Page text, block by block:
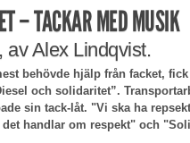
– TACKAR MED MUSIK
av Alex Lindqvist.
behövde hjälp från facket,
och solidaritet”.
sin tack-låt. "Vi ska ha
handlar om respekt" och